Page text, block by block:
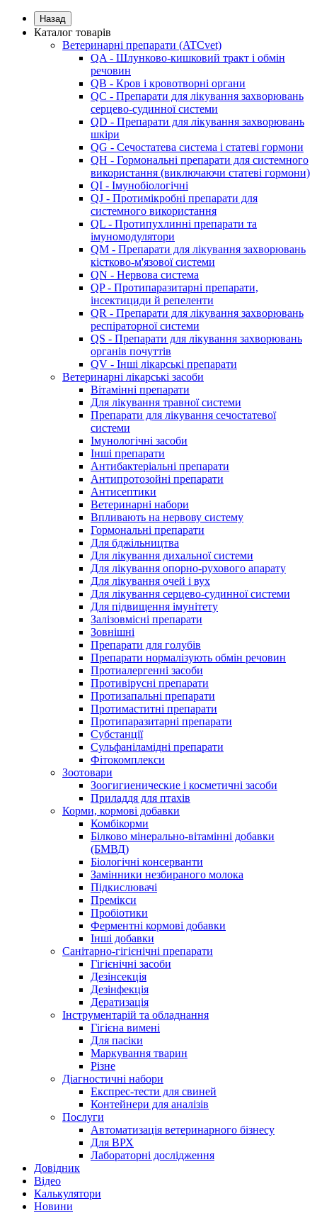
Назад
Каталог товарів
Ветеринарні препарати (ATCvet)
QA - Шлунково-кишковий тракт і обмін
речовин
QB - Кров і кровотворні органи
QC - Препарати для лікування захворювань
серцево-судинної системи
QD - Препарати для лікування захворювань
шкіри
QG - Сечостатева система і статеві гормони
QH - Гормональні препарати для системного
використання (виключаючи статеві гормони)
QI - Імунобіологічні
QJ - Протимікробні препарати для
системного використання
QL - Протипухлинні препарати та
імуномодулятори
QM - Препарати для лікування захворювань
кістково-м'язової системи
QN - Нервова система
QP - Протипаразитарні препарати,
інсектициди й репеленти
QR - Препарати для лікування захворювань
респіраторної системи
QS - Препарати для лікування захворювань
органів почуттів
QV - Інші лікарські препарати
Ветеринарні лікарські засоби
Вітамінні препарати
Для лікування травної системи
Препарати для лікування сечостатевої
системи
Імунологічні засоби
Інші препарати
Антибактеріальні препарати
Антипротозойні препарати
Антисептики
Ветеринарні набори
Впливають на нервову систему
Гормональні препарати
Для бджільництва
Для лікування дихальної системи
Для лікування опорно-рухового апарату
Для лікування очей і вух
Для лікування серцево-судинної системи
Для підвищення імунітету
Залізовмісні препарати
Зовнішні
Препарати для голубів
Препарати нормалізують обмін речовин
Протиалергенні засоби
Противірусні препарати
Протизапальні препарати
Протимаститні препарати
Протипаразитарні препарати
Субстанції
Сульфаніламідні препарати
Фітокомплекси
Зоотовари
Зоогигиенические і косметичні засоби
Приладдя для птахів
Корми, кормові добавки
Комбікорми
Білково мінерально-вітамінні добавки
(БМВД)
Біологічні консерванти
Замінники незбираного молока
Підкислювачі
Премікси
Пробіотики
Ферментні кормові добавки
Інші добавки
Санітарно-гігієнічні препарати
Гігієнічні засоби
Дезінсекція
Дезінфекція
Дератизація
Інструментарій та обладнання
Гігієна вимені
Для пасіки
Маркування тварин
Різне
Діагностичні набори
Експрес-тести для свиней
Контейнери для аналізів
Послуги
Автоматизація ветеринарного бізнесу
Для ВРХ
Лабораторні дослідження
Довідник
Відео
Калькулятори
Новини